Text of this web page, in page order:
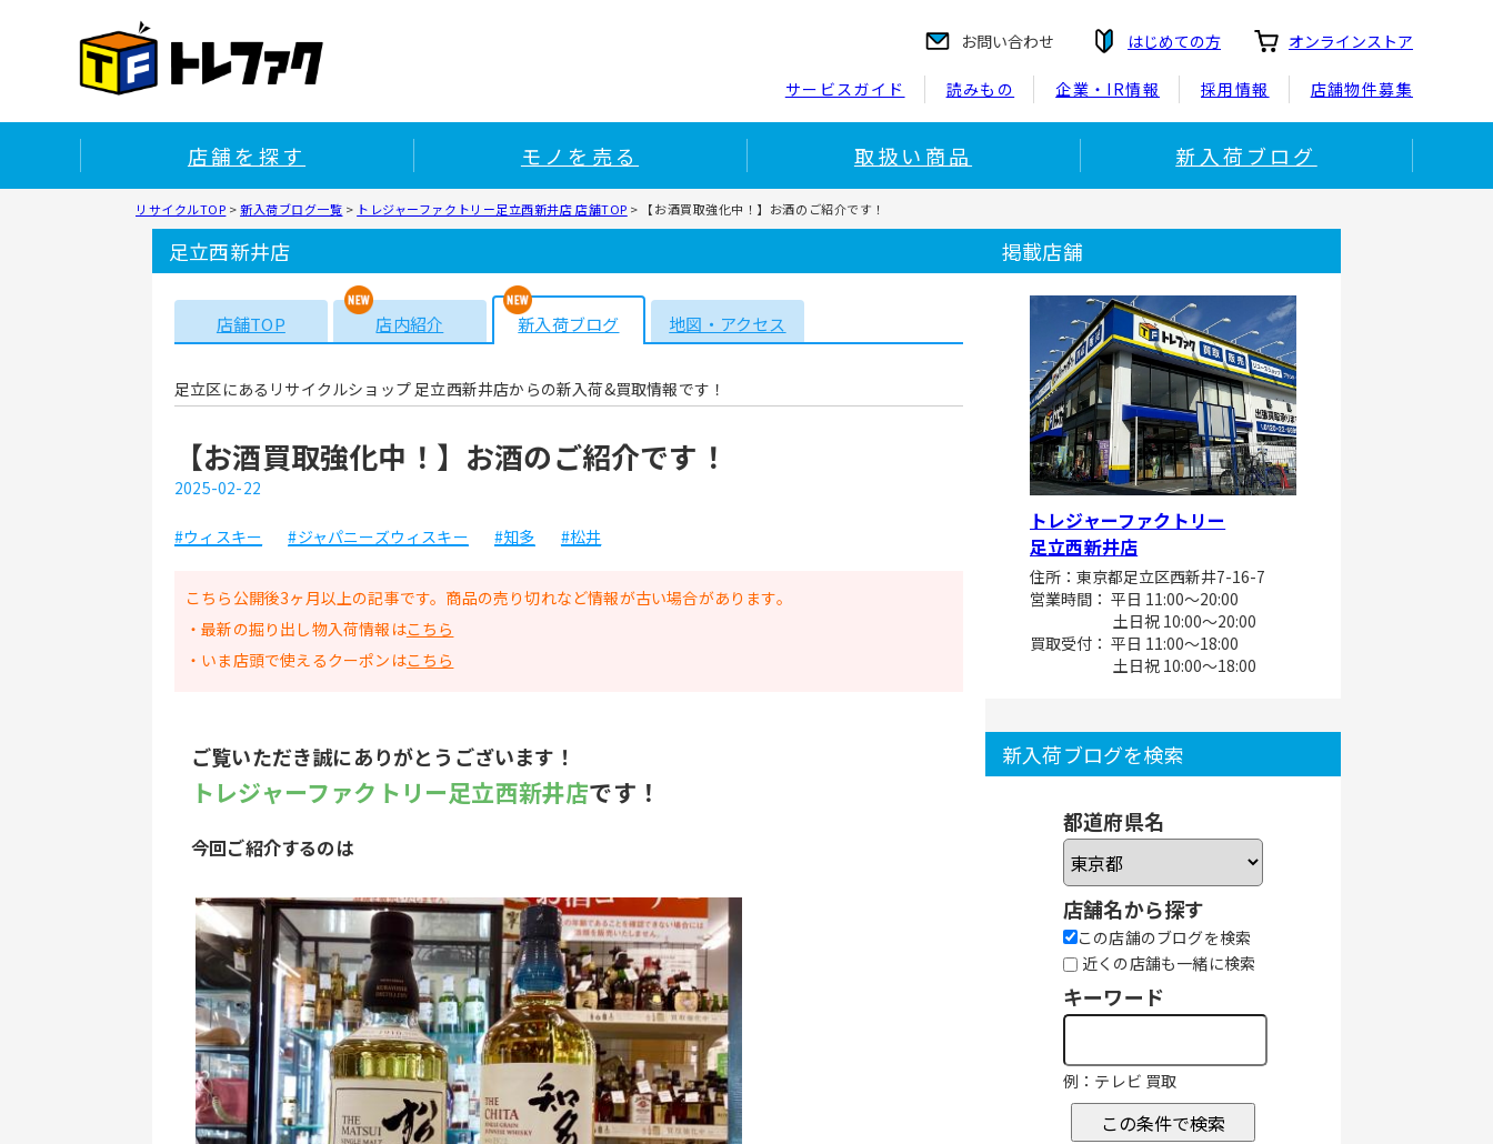
お問い合わせ はじめての方 オンラインストア
サービスガイド 読みもの 企業・IR情報 採用情報 店舗物件募集
店舗を探す モノを売る 取扱い商品 新入荷ブログ
リサイクルTOP >新入荷ブログ一覧 > トレジャーファクトリー足立西新井店 店舗TOP > 【お酒買取強化中！】お酒のご紹介です！
足立西新井店
店舗TOP 店内紹介 新入荷ブログ 地図・アクセス
足立区にあるリサイクルショップ 足立西新井店からの新入荷&買取情報です！
【お酒買取強化中！】お酒のご紹介です！
2025-02-22
#ウィスキー #ジャパニーズウィスキー #知多 #松井
こちら公開後3ヶ月以上の記事です。商品の売り切れなど情報が古い場合があります。
・最新の掘り出し物入荷情報はこちら
・いま店頭で使えるクーポンはこちら
ご覧いただき誠にありがとうございます！
トレジャーファクトリー足立西新井店です！
今回ご紹介するのは
掲載店舗
トレジャーファクトリー
足立西新井店
住所：東京都足立区西新井7-16-7
営業時間： 平日 11:00～20:00
土日祝 10:00～20:00
買取受付： 平日 11:00～18:00
土日祝 10:00～18:00
新入荷ブログを検索
都道府県名
店舗名から探す
この店舗のブログを検索
近くの店舗も一緒に検索
キーワード
例：テレビ 買取
この条件で検索